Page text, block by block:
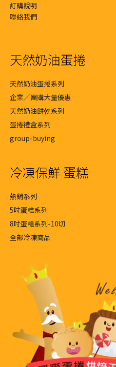
訂購說明
聯絡我們
天然奶油蛋捲
天然奶油蛋捲系列
企業／團購大量優惠
天然奶油餅乾系列
蛋捲禮盒系列
group-buying
冷凍保鮮 蛋糕
熱銷系列
5吋蛋糕系列
8吋蛋糕系列-10切
全部冷凍商品